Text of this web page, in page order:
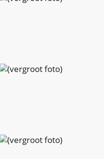
Charlotte
Charlotte